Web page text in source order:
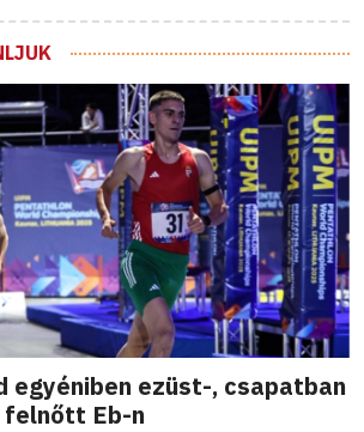
egyéniben ezüst-, csapatban
felnőtt Eb-n